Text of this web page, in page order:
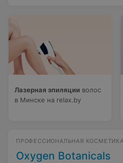
Лазерная эпиляции волос
в Минске на relax.by
ПРОФЕССИОНАЛЬНАЯ
Oxygen Botanicals